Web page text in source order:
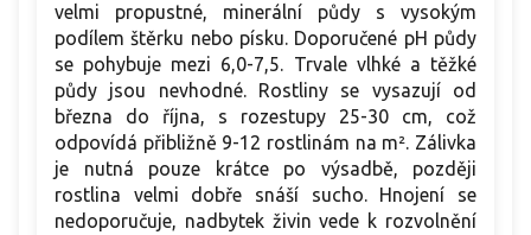
velmi propustné, minerální půdy s vysokým
podílem štěrku nebo písku. Doporučené pH půdy
se pohybuje mezi 6,0-7,5. Trvale vlhké a těžké
půdy jsou nevhodné. Rostliny se vysazují od
března do října, s rozestupy 25-30 cm, což
odpovídá přibližně 9-12 rostlinám na m². Zálivka
je nutná pouze krátce po výsadbě, později
rostlina velmi dobře snáší sucho. Hnojení se
nedoporučuje, nadbytek živin vede k rozvolnění